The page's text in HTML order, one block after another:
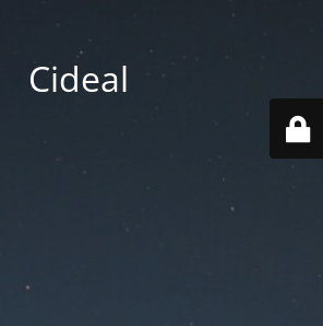
Cideal